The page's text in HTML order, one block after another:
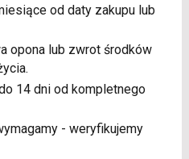
od daty zakupu lub
opona lub zwrot środków
14 dni od kompletnego
- weryfikujemy